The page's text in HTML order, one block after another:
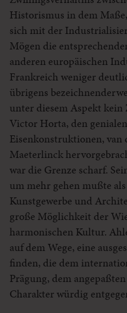
Historismus in dem
sich mit der
Mögen die
anderen europäischen
Frankreich weniger
übrigens
unter diesem Aspekt
Victor Horta, den
Eisenkonstruktionen, van
Maeterlinck
war die Grenze scharf.
um mehr gehen mußte
Kunstgewerbe und
große Möglichkeit der
harmonischen Kultur.
auf dem Wege, eine
finden, die dem
Prägung, dem
Charakter würdig